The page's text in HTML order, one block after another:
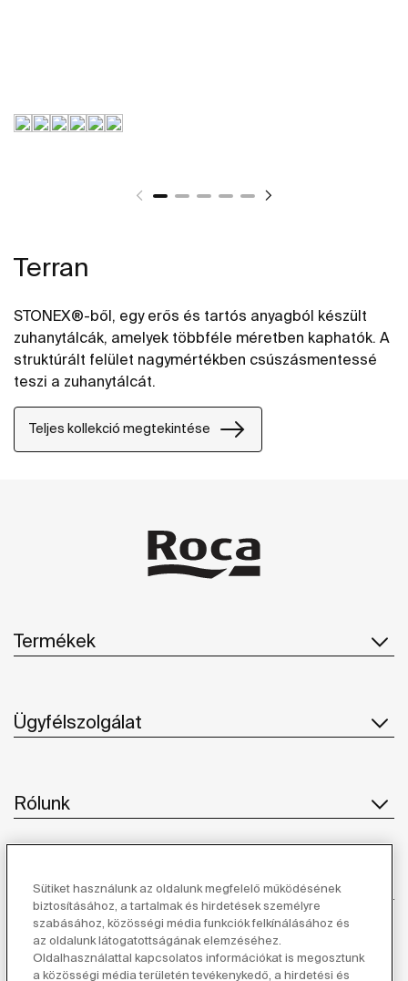
Terran
STONEX®-ből, egy erős és tartós anyagból készült
zuhanytálcák, amelyek többféle méretben kaphatók. A
struktúrált felület nagymértékben csúszásmentessé
teszi a zuhanytálcát.
Teljes kollekció megtekintése
Termékek
Ügyfélszolgálat
Rólunk
Ihlet
Kövessen minket
Sütiket használunk az oldalunk megfelelő működésének
biztosításához, a tartalmak és hirdetések személyre
szabásához, közösségi média funkciók felkínálásához és
az oldalunk látogatottságának elemzéséhez.
Oldalhasználattal kapcsolatos információkat is megosztunk
a közösségi média területén tevékenykedő, a hirdetési és